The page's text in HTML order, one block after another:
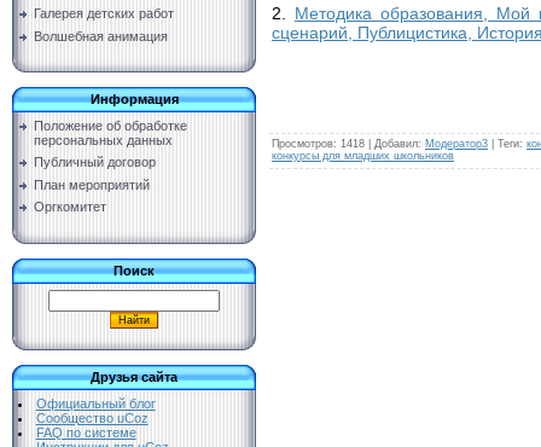
Галерея детских работ
Волшебная анимация
Информация
Положение об обработке
персональных данных
Публичный договор
План мероприятий
Оргкомитет
Поиск
Друзья сайта
Официальный блог
Сообщество uCoz
FAQ по системе
2. Методика образования, Мой
сценарий, Публицистика,
Просмотров: 1418 Добавил: Модератор3 Теги:
конкурсы для младших школьников